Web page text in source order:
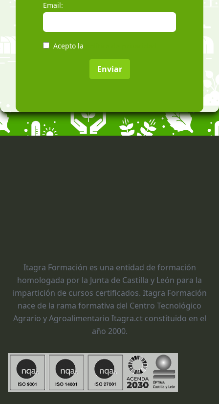
Email:
Acepto la
Enviar
Itagra Formación es una entidad de formación
homologada por la Junta de Castilla y León para la
impartición de cursos certificados. Itagra Formación
nace de la rama formativa del Centro Tecnológico
Agrario y Agroalimentario Itagra.ct constituido en el
año 2000.